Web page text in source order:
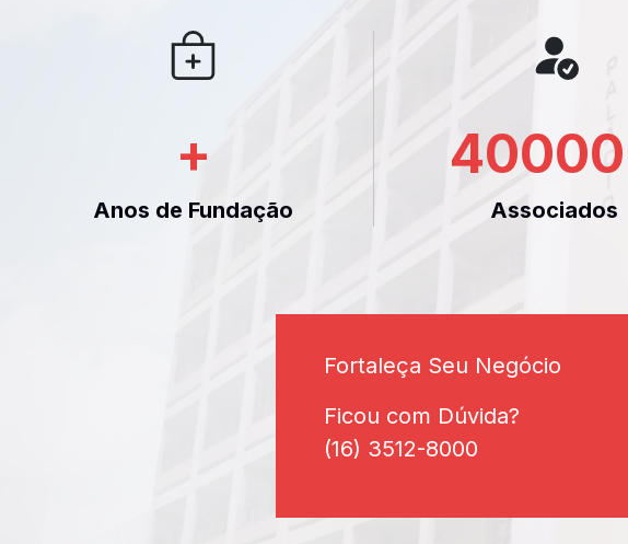
+
Anos de Fundação
40000
Associados
Fortaleça Seu Negócio
Ficou com Dúvida?
(16) 3512-8000